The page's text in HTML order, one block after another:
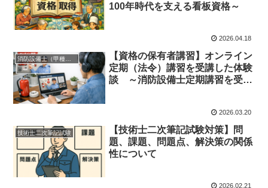
100年時代を支える看板資格～
2026.04.18
消防設備士（甲種第４類、乙種第７類）
【資格の保有者講習】オンライン
定期（法令）講習を受講した体験
談 ～消防設備士定期講習を受講
2026.03.20
技術士二次筆記試験
【技術士二次筆記試験対策】問
題、課題、問題点、解決策の関係
性について
2026.02.21